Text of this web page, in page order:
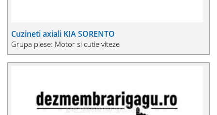
Cuzineti axiali KIA SORENTO
Grupa piese: Motor si cutie viteze